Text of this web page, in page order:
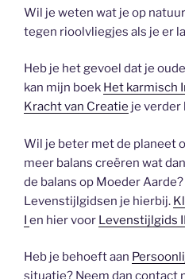
Wil je weten wat je op
tegen rioolvliegjes als je er
Heb je het gevoel dat je
kan mijn boek Het karmisch
Kracht van Creatie je verder
Wil je beter met de planeet
meer balans creëren wat
de balans op Moeder
Levenstijlgidsen je hierbij.
I en hier voor Levenstijlgids II
Heb je behoeft aan